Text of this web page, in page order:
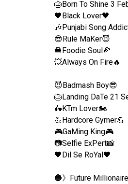
🎂Born To Shine 3
🖤Black Lover🖤
🎶Punjabi Song
😎Rule MaKer😈
🍔Foodie Soul🍕
💥Always On Fire🔥
😈Badmash Boy😎
🎂Landing DaTe 21
🛵KTm Lover🏍
💪Hardcore Gymer💪
🎮GaMing King🎮
📷Selfie ExPert📸
🖤Dil Se RoYal🖤
🔵》Future